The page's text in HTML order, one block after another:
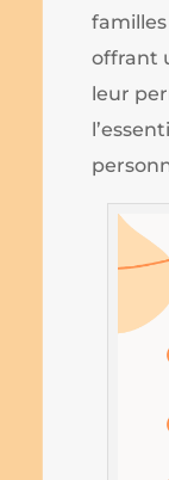
offrant
leur